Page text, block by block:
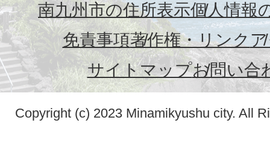
南九州市の住所表示個人情報
免責事項著作権・リンク
サイトマップお問い合
Copyright (c) 2023 Minamikyushu city. All